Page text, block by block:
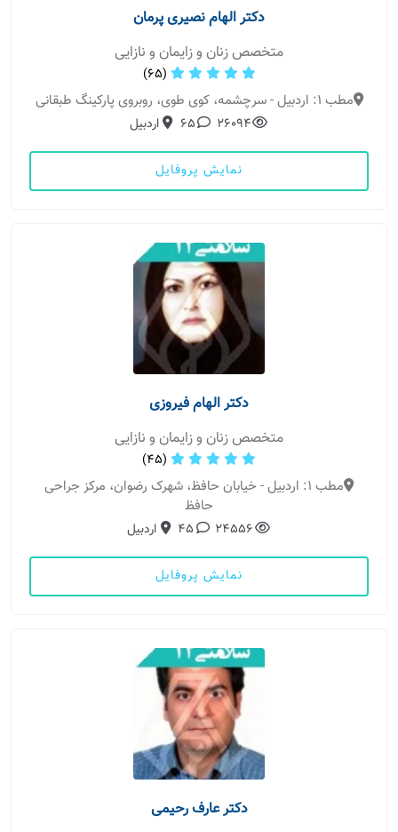
دکتر الهام نصیری پرمان
متخصص زنان و زایمان و نازایی
(65)
مطب 1: اردبیل - سرچشمه، کوی طوی، روبروی پارکینگ طبقانی
26094
65 اردبیل
نمایش پروفایل
دکتر الهام فیروزی
متخصص زنان و زایمان و نازایی
(45)
مطب 1: اردبیل - خیابان حافظ، شهرک رضوان، مرکز جراحی
حافظ
24556
45 اردبیل
نمایش پروفایل
دکتر عارف رحیمی